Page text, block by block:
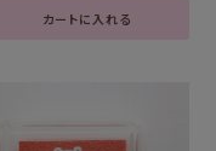
カートに入れる